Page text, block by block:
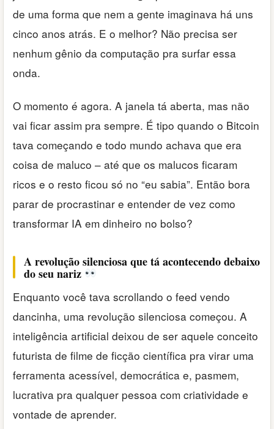
de uma forma que nem a gente imaginava há uns
cinco anos atrás. E o melhor? Não precisa ser
nenhum gênio da computação pra surfar essa
onda.
O momento é agora. A janela tá aberta, mas não
vai ficar assim pra sempre. É tipo quando o Bitcoin
tava começando e todo mundo achava que era
coisa de maluco – até que os malucos ficaram
ricos e o resto ficou só no “eu sabia”. Então bora
parar de procrastinar e entender de vez como
transformar IA em dinheiro no bolso?
A revolução silenciosa que tá acontecendo debaixo
do seu nariz
Enquanto você tava scrollando o feed vendo
dancinha, uma revolução silenciosa começou. A
inteligência artificial deixou de ser aquele conceito
futurista de filme de ficção científica pra virar uma
ferramenta acessível, democrática e, pasmem,
lucrativa pra qualquer pessoa com criatividade e
vontade de aprender.